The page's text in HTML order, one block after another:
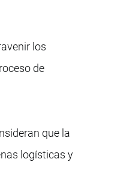
los
de
que la
logísticas y